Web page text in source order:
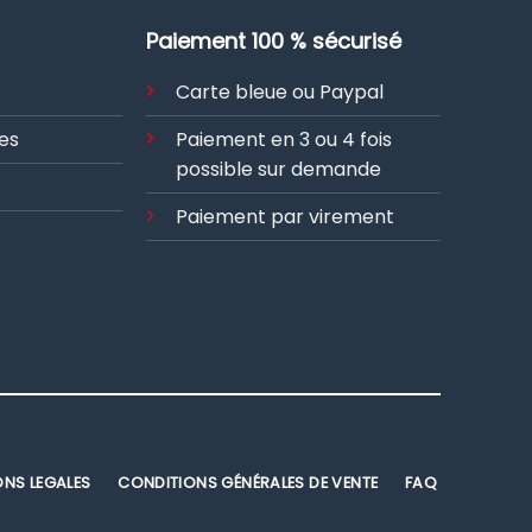
variations.
Les
options
peuvent
être
choisies
sur
la
page
Paiement 100 % sécurisé
Carte bleue ou Paypal
Paiement en 3 ou 4 fois
possible sur demande
Paiement par virement
LEGALES CONDITIONS GÉNÉRALES DE VENTE FAQ